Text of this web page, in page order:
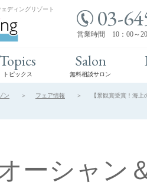
ディングリゾート 03-
営業時間 10：00～20
Topics
トピックス
Salon
無料相談サロン
ン フェア情報
【景観賞受賞！海
ーシャン